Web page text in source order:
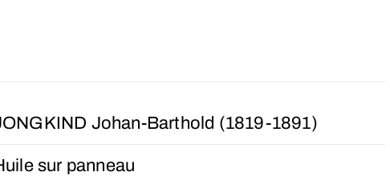
Johan-Barthold (1819-1891)
sur panneau